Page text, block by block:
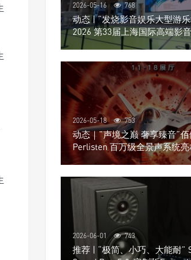
2026-05-16 768
动态 | “发烧影音娱乐大型游乐
2026 第33届上海国际高端影
2026-05-18 753
动态｜”声境之巅 奢享臻音”
Perlisten 百万级全景声系统亮
京国际音响展
2026-06-01 743
推荐 | “极简、小巧、大能耐”